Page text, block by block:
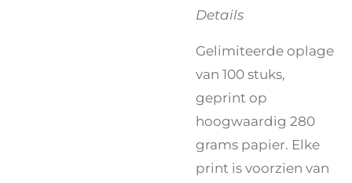
Details
Gelimiteerde oplage
van 100 stuks,
geprint op
hoogwaardig 280
grams papier. Elke
print is voorzien van